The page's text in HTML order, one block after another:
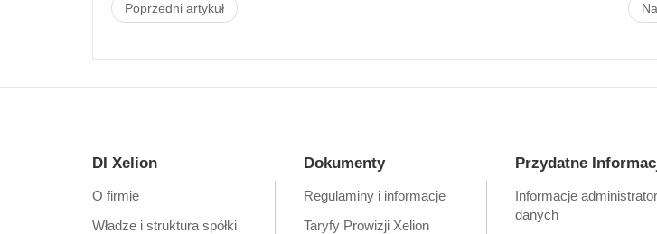
Poprzedni artykuł
DI Xelion
O firmie
Władze i struktura spółki
Dokumenty
Regulaminy i informacje
Taryfy Prowizji Xelion
Przydatne
Informacje
danych